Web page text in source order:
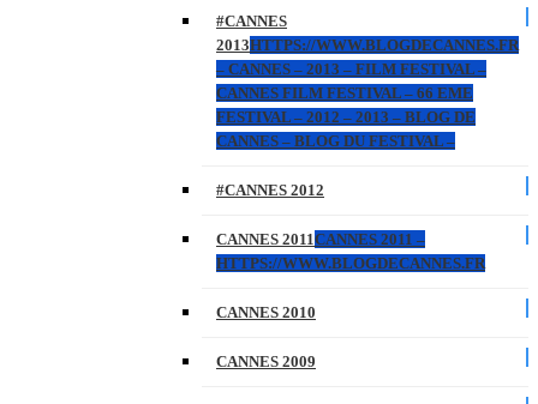
#CANNES
2013HTTPS://WWW.BLOGDECANNES.FR
– CANNES – 2013 – FILM FESTIVAL –
CANNES FILM FESTIVAL – 66 EME
FESTIVAL – 2012 – 2013 – BLOG DE
CANNES – BLOG DU FESTIVAL –
#CANNES 2012
CANNES 2011CANNES 2011 –
HTTPS://WWW.BLOGDECANNES.FR
CANNES 2010
CANNES 2009